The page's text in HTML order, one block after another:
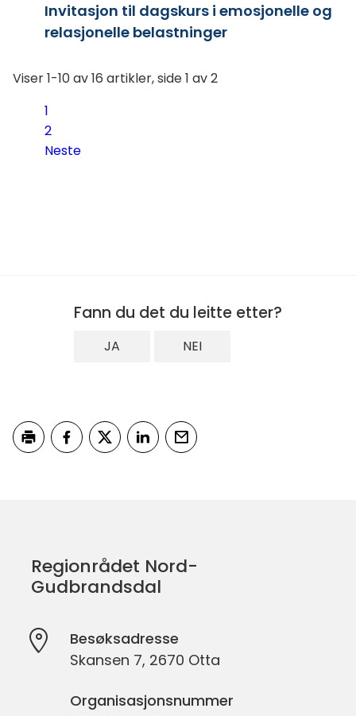
Invitasjon til dagskurs i emosjonelle og
relasjonelle belastninger
Viser1-10av16 artikler,side1 av2
1
2
Neste
Fann du det du leitte etter?
JA NEI
Regionrådet Nord-
Gudbrandsdal
Besøksadresse
Skansen 7, 2670 Otta
Organisasjonsnummer